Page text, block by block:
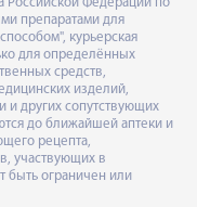
препаратами для
курьерская
для определённых
средств,
изделий,
и других сопутствующих
до ближайшей аптеки и
рецепта,
участвующих в
быть ограничен или